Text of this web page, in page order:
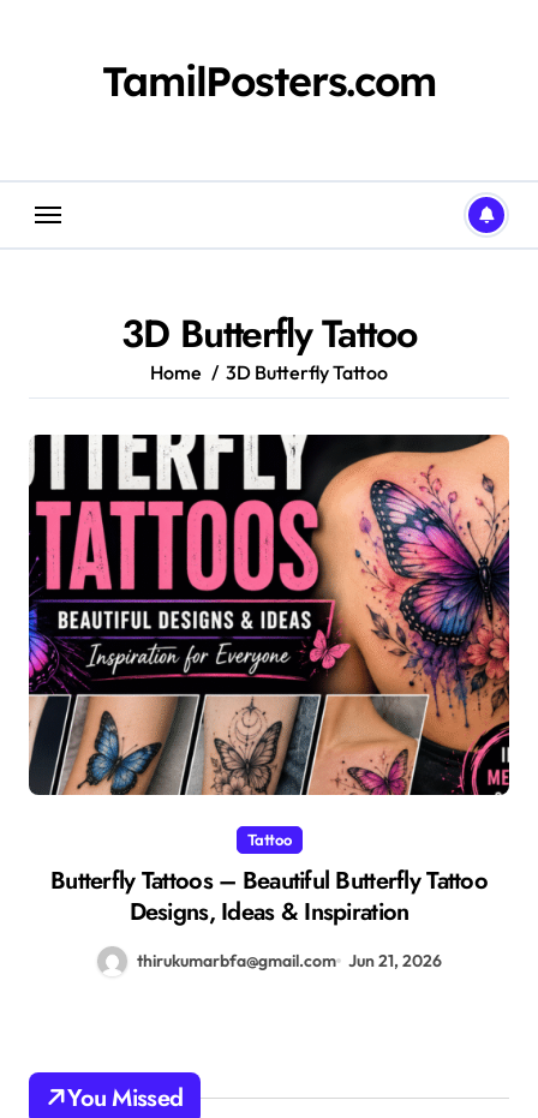
TamilPosters.com
3D Butterfly Tattoo
Home 3D Butterfly Tattoo
Tattoo
Butterfly Tattoos – Beautiful Butterfly Tattoo
Designs, Ideas & Inspiration
thirukumarbfa@gmail.com Jun 21, 2026
You Missed